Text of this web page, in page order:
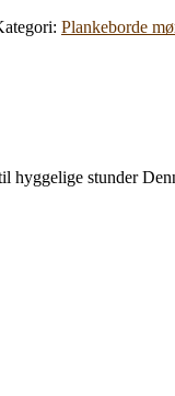
Plankeborde
hyggelige stunder